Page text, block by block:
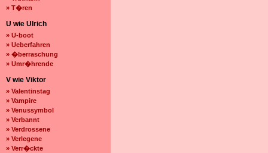
» T�ren
U wie Ulrich
» U-boot
» Ueberfahren
» �berraschung
» Umr�hrende
V wie Viktor
» Valentinstag
» Vampire
» Venussymbol
» Verbannt
» Verdrossene
» Verlegene
» Verr�ckte